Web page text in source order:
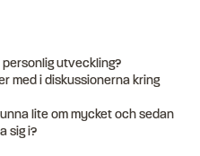
utveckling?
med i diskussionerna kring
lite om mycket och sedan
sig i?